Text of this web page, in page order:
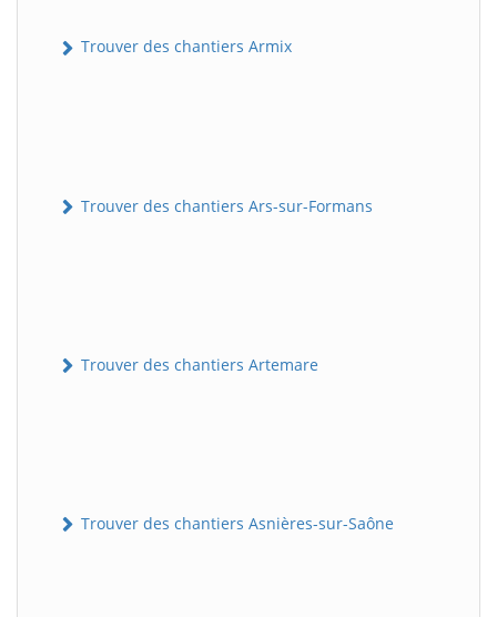
Trouver des chantiers Armix
Trouver des chantiers Ars-sur-Formans
Trouver des chantiers Artemare
Trouver des chantiers Asnières-sur-Saône